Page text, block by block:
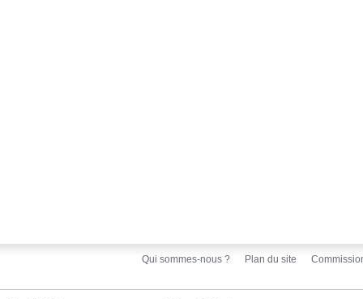
Qui sommes-nous ? Plan du site